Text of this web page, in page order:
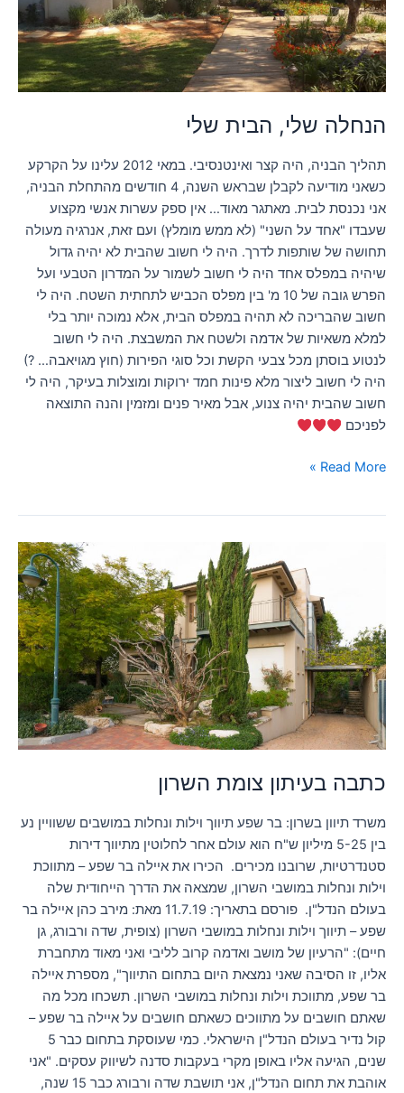
הנחלה שלי, הבית שלי
תהליך הבניה, היה קצר ואינטנסיבי. במאי 2012 עלינו על הקרקע
כשאני מודיעה לקבלן שבראש השנה, 4 חודשים מהתחלת הבניה,
אני נכנסת לבית. מאתגר מאוד… אין ספק עשרות אנשי מקצוע
שעבדו "אחד על השני" (לא ממש מומלץ) ועם זאת, אנרגיה מעולה
תחושה של שותפות לדרך. היה לי חשוב שהבית לא יהיה גדול
שיהיה במפלס אחד היה לי חשוב לשמור על המדרון הטבעי ועל
הפרש גובה של 10 מ' בין מפלס הכביש לתחתית השטח. היה לי
חשוב שהבריכה לא תהיה במפלס הבית, אלא נמוכה יותר בלי
למלא משאיות של אדמה ולשטח את המשבצת. היה לי חשוב
לנטוע בוסתן מכל צבעי הקשת וכל סוגי הפירות (חוץ מגויאבה… ?)
היה לי חשוב ליצור מלא פינות חמד ירוקות ומוצלות בעיקר, היה לי
חשוב שהבית יהיה צנוע, אבל מאיר פנים ומזמין והנה התוצאה
לפניכם
Read More »
כתבה בעיתון צומת השרון
משרד תיוון בשרון: בר שפע תיווך וילות ונחלות במושבים ששוויין נע
בין 5-25 מיליון ש"ח הוא עולם אחר לחלוטין מתיווך דירות
סטנדרטיות, שרובנו מכירים. הכירו את איילה בר שפע – מתווכת
וילות ונחלות במושבי השרון, שמצאה את הדרך הייחודית שלה
בעולם הנדל"ן. פורסם בתאריך: 11.7.19 מאת: מירב כהן איילה בר
שפע – תיווך וילות ונחלות במושבי השרון (צופית, שדה ורבורג, גן
חיים): "הרעיון של מושב ואדמה קרוב לליבי ואני מאוד מתחברת
אליו, זו הסיבה שאני נמצאת היום בתחום התיווך", מספרת איילה
בר שפע, מתווכת וילות ונחלות במושבי השרון. תשכחו מכל מה
שאתם חושבים על מתווכים כשאתם חושבים על איילה בר שפע –
קול נדיר בעולם הנדל"ן הישראלי. כמי שעוסקת בתחום כבר 5
שנים, הגיעה אליו באופן מקרי בעקבות סדנה לשיווק עסקים. "אני
אוהבת את תחום הנדל"ן, אני תושבת שדה ורבורג כבר 15 שנה,